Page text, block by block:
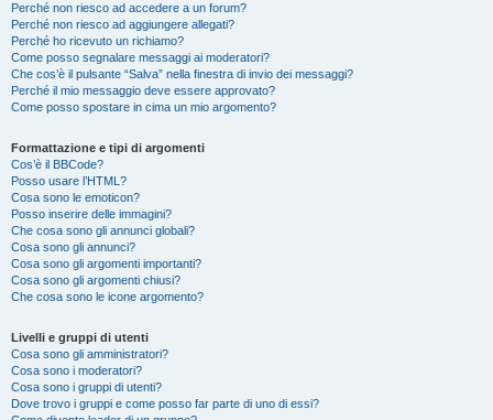
Perché non riesco ad accedere a un forum?
Perché non riesco ad aggiungere allegati?
Perché ho ricevuto un richiamo?
Come posso segnalare messaggi ai moderatori?
Che cos’è il pulsante “Salva” nella finestra di invio dei messaggi?
Perché il mio messaggio deve essere approvato?
Come posso spostare in cima un mio argomento?
Formattazione e tipi di argomenti
Cos’è il BBCode?
Posso usare l’HTML?
Cosa sono le emoticon?
Posso inserire delle immagini?
Che cosa sono gli annunci globali?
Cosa sono gli annunci?
Cosa sono gli argomenti importanti?
Cosa sono gli argomenti chiusi?
Che cosa sono le icone argomento?
Livelli e gruppi di utenti
Cosa sono gli amministratori?
Cosa sono i moderatori?
Cosa sono i gruppi di utenti?
Dove trovo i gruppi e come posso far parte di uno di essi?